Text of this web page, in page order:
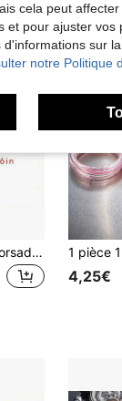
1 pièce Poignée de gaz torsadée de moto/moto tout-terrain de 7/8" (22 mm), poignée de gaz visible universelle, accélérateur, poignée de moto, assemblage de poignée de gaz à torsion rapide en alliage d'aluminium CNC, compatible avec CRF CR YZ EXC SSR TTR DRZ DR RM CRF50 X
4,25€
cela peut
et pour ajuster vos
sur
notre Politique